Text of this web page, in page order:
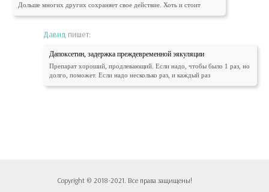
Дольше многих других сохраняет свое действие. Хоть и стоит
Давид пишет:
Дапоксетин, задержка преждевременной эякуляции
Препарат хороший, продлевающий. Если надо, чтобы было 1 раз, но
долго, поможет. Если надо несколько раз, и каждый раз
Copyright © 2018-2021. Все права защищены!